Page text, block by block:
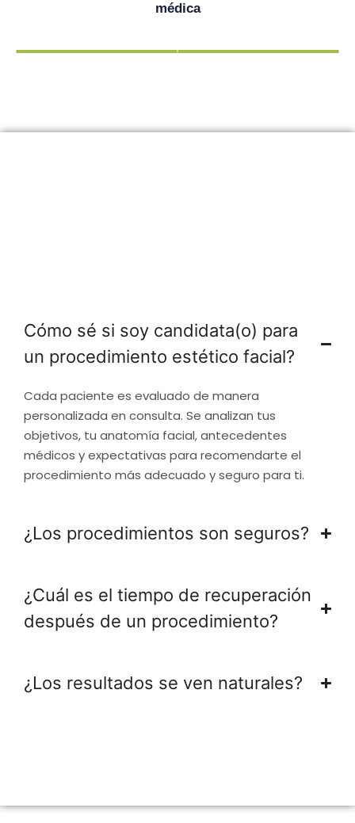
médica
Cómo sé si soy candidata(o) para
un procedimiento estético facial?
Cada paciente es evaluado de manera
personalizada en consulta. Se analizan tus
objetivos, tu anatomía facial, antecedentes
médicos y expectativas para recomendarte el
procedimiento más adecuado y seguro para ti.
¿Los procedimientos son seguros?
¿Cuál es el tiempo de recuperación
después de un procedimiento?
¿Los resultados se ven naturales?